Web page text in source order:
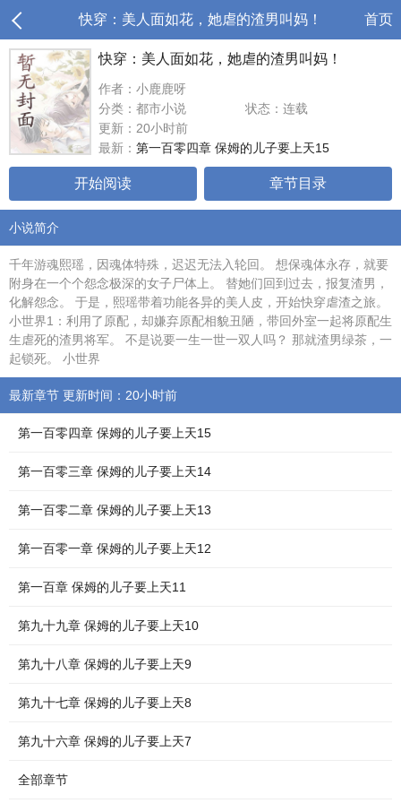
快穿：美人面如花，她虐的渣男叫妈！ 首页
快穿：美人面如花，她虐的渣男叫妈！
作者：小鹿鹿呀
分类：都市小说
状态：连载
更新：20小时前
最新： 第一百零四章 保姆的儿子要上天15
开始阅读 章节目录
小说简介
千年游魂熙瑶，因魂体特殊，迟迟无法入轮回。 想保魂体永存，就要
附身在一个个怨念极深的女子尸体上。 替她们回到过去，报复渣男，
化解怨念。 于是，熙瑶带着功能各异的美人皮，开始快穿虐渣之旅。
小世界1：利用了原配，却嫌弃原配相貌丑陋，带回外室一起将原配生
生虐死的渣男将军。 不是说要一生一世一双人吗？ 那就渣男绿茶，一
起锁死。 小世界
最新章节 更新时间：20小时前
第一百零四章 保姆的儿子要上天15
第一百零三章 保姆的儿子要上天14
第一百零二章 保姆的儿子要上天13
第一百零一章 保姆的儿子要上天12
第一百章 保姆的儿子要上天11
第九十九章 保姆的儿子要上天10
第九十八章 保姆的儿子要上天9
第九十七章 保姆的儿子要上天8
第九十六章 保姆的儿子要上天7
全部章节